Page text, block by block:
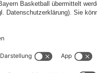
zu liefern!